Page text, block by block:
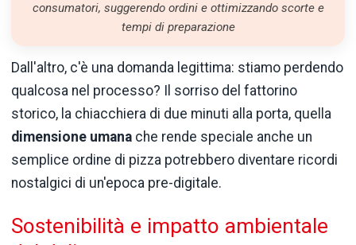
consumatori, suggerendo ordini e ottimizzando scorte e
tempi di preparazione
Dall'altro, c'è una domanda legittima: stiamo perdendo
qualcosa nel processo? Il sorriso del fattorino
storico, la chiacchiera di due minuti alla porta, quella
dimensione umana che rende speciale anche un
semplice ordine di pizza potrebbero diventare ricordi
nostalgici di un'epoca pre-digitale.
Sostenibilità e impatto ambientale